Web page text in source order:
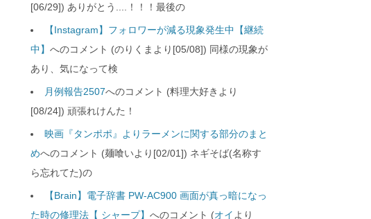
[06/29]) ありがとう....！！！最後の
【Instagram】フォロワーが減る現象発生中【継続
中】へのコメント (のりくまより[05/08]) 同様の現象が
あり、気になって検
月例報告2507へのコメント (料理大好きより
[08/24]) 頑張れけんた！
映画『タンポポ』よりラーメンに関する部分のまと
めへのコメント (麺喰いより[02/01]) ネギそば(名称す
ら忘れてた)の
【Brain】電子辞書 PW-AC900 画面が真っ暗になっ
た時の修理法【 シャープ】へのコメント (オイ より